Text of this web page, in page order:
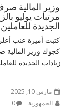
وزير المالية
مرتبات يوليو
الجديدة للعاملين
كتبت أميرة عنب
كجوك وزير
الجديدة
مارس 10, 2025
الجمهورية
0